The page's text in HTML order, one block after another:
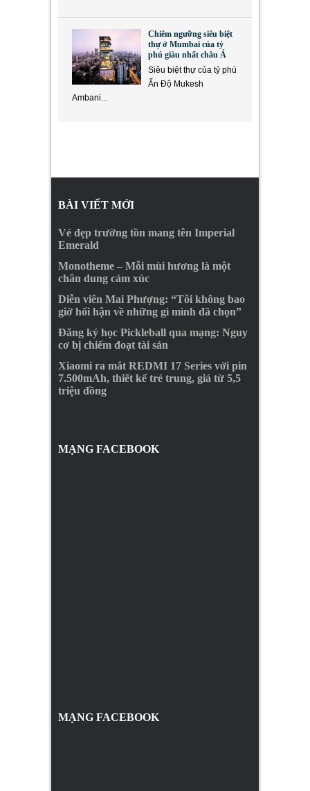
Chiêm ngưỡng siêu biệt
thự ở Mumbai của tỷ
phú giàu nhất châu Á
Siêu biệt thự của tỷ phú
Ấn Độ Mukesh
Ambani...
BÀI VIẾT MỚI
Vẻ đẹp trường tồn mang tên Imperial
Emerald
Monotheme – Mỗi mùi hương là một
chân dung cảm xúc
Diễn viên Mai Phượng: “Tôi không bao
giờ hối hận về những gì mình đã chọn”
Đăng ký học Pickleball qua mạng: Nguy
cơ bị chiếm đoạt tài sản
Xiaomi ra mắt REDMI 17 Series với pin
7.500mAh, thiết kế trẻ trung, giá từ 5,5
triệu đồng
MẠNG FACEBOOK
MẠNG FACEBOOK